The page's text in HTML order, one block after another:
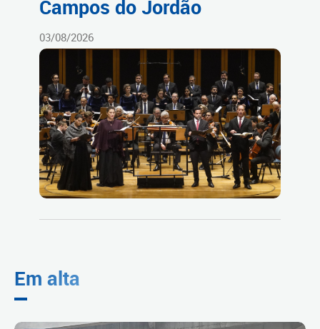
Campos do Jordão
03/08/2026
Em alta